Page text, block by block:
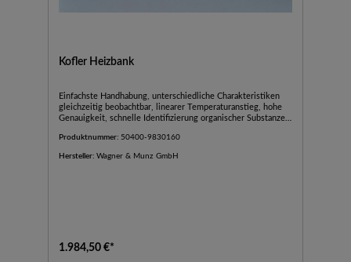
Kofler Heizbank
Einfachste Handhabung, unterschiedliche Charakteristiken
gleichzeitig beobachtbar, linearer Temperaturanstieg, hohe
Genauigkeit, schnelle Identifizierung organischer Substanzen,
Eichsubstanzen.Abmessungen (B x H x T):430 x 100 x
Produktnummer: 50400-9830160
Hersteller: Wagner & Munz GmbH
1.984,50 €*